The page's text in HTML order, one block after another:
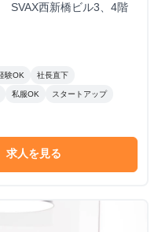
SVAX西新橋ビル3、4階
験OK 社長直下
私服OK スタートアップ
求人を見る